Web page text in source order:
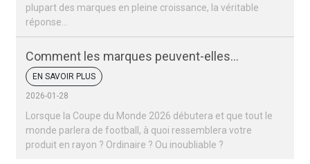
plupart des marques en pleine croissance, la véritable
réponse…
Comment les marques peuvent-elles
remporter un succès retentissant lors de la
Coupe du monde 2026 ?
EN SAVOIR PLUS
2026-01-28
Lorsque la Coupe du Monde 2026 débutera et que tout le
monde parlera de football, à quoi ressemblera votre
produit en rayon ? Ordinaire ? Ou inoubliable ?